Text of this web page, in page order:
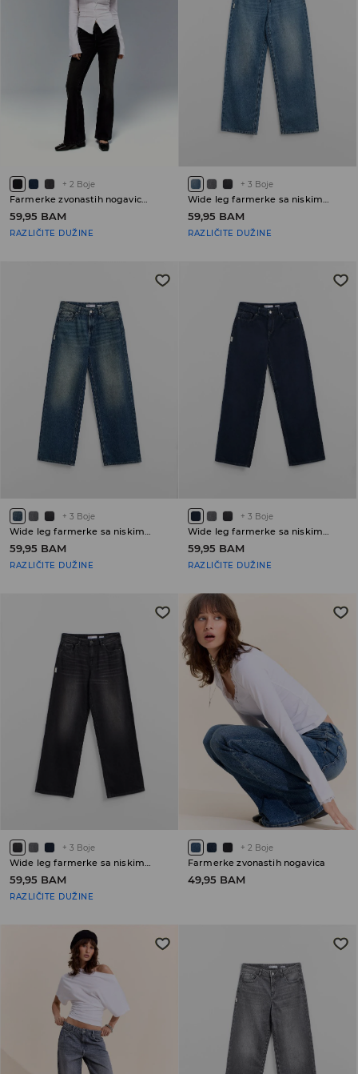
+ 2 Boje
Farmerke zvonastih nogavica sa niskim strukom PETITE
59,95 BAM
RAZLIČITE DUŽINE
+ 3 Boje
Wide leg farmerke sa niskim strukom
59,95 BAM
RAZLIČITE DUŽINE
+ 3 Boje
59,95 BAM
RAZLIČITE DUŽINE
+ 3 Boje
59,95 BAM
RAZLIČITE DUŽINE
+ 3 Boje
Wide leg farmerke sa niskim strukom
59,95 BAM
RAZLIČITE DUŽINE
+ 2 Boje
Farmerke zvonastih nogavica
49,95 BAM